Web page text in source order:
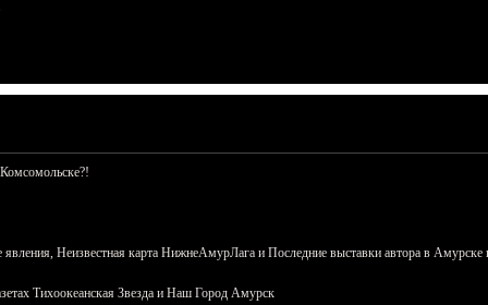
Неизвестная карта НижнеАмурЛага и Последние выставки автора в Амурске
Тихоокеанская Звезда и Наш Город Амурск